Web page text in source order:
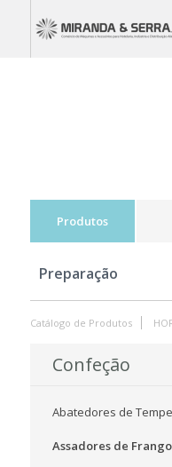
Produtos
Preparação
Catálogo de Produtos
Confeção
Abatedores de
Assadores de